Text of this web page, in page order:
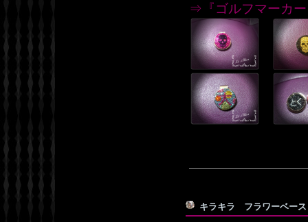
⇒『ゴルフマーカ
キラキラ フラワーベー